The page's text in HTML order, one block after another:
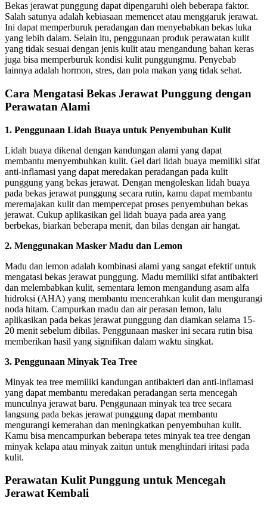
Bekas jerawat punggung dapat dipengaruhi oleh beberapa faktor.
Salah satunya adalah kebiasaan memencet atau menggaruk jerawat.
Ini dapat memperburuk peradangan dan menyebabkan bekas luka
yang lebih dalam. Selain itu, penggunaan produk perawatan kulit
yang tidak sesuai dengan jenis kulit atau mengandung bahan keras
juga bisa memperburuk kondisi kulit punggungmu. Penyebab
lainnya adalah hormon, stres, dan pola makan yang tidak sehat.
Cara Mengatasi Bekas Jerawat Punggung dengan
Perawatan Alami
1. Penggunaan Lidah Buaya untuk Penyembuhan Kulit
Lidah buaya dikenal dengan kandungan alami yang dapat
membantu menyembuhkan kulit. Gel dari lidah buaya memiliki sifat
anti-inflamasi yang dapat meredakan peradangan pada kulit
punggung yang bekas jerawat. Dengan mengoleskan lidah buaya
pada bekas jerawat punggung secara rutin, kamu dapat membantu
meremajakan kulit dan mempercepat proses penyembuhan bekas
jerawat. Cukup aplikasikan gel lidah buaya pada area yang
berbekas, biarkan beberapa menit, dan bilas dengan air hangat.
2. Menggunakan Masker Madu dan Lemon
Madu dan lemon adalah kombinasi alami yang sangat efektif untuk
mengatasi bekas jerawat punggung. Madu memiliki sifat antibakteri
dan melembabkan kulit, sementara lemon mengandung asam alfa
hidroksi (AHA) yang membantu mencerahkan kulit dan mengurangi
noda hitam. Campurkan madu dan air perasan lemon, lalu
aplikasikan pada bekas jerawat punggung dan diamkan selama 15-
20 menit sebelum dibilas. Penggunaan masker ini secara rutin bisa
memberikan hasil yang signifikan dalam waktu singkat.
3. Penggunaan Minyak Tea Tree
Minyak tea tree memiliki kandungan antibakteri dan anti-inflamasi
yang dapat membantu meredakan peradangan serta mencegah
munculnya jerawat baru. Penggunaan minyak tea tree secara
langsung pada bekas jerawat punggung dapat membantu
mengurangi kemerahan dan meningkatkan penyembuhan kulit.
Kamu bisa mencampurkan beberapa tetes minyak tea tree dengan
minyak kelapa atau minyak zaitun untuk menghindari iritasi pada
kulit.
Perawatan Kulit Punggung untuk Mencegah
Jerawat Kembali